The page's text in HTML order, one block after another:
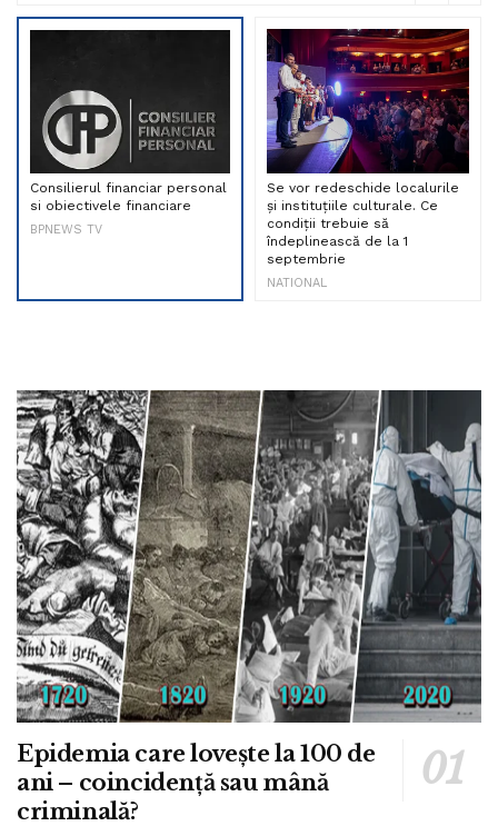
Consilierul financiar personal
si obiectivele financiare
BPNEWS TV
Se vor redeschide localurile
și instituțiile culturale. Ce
condiții trebuie să
îndeplinească de la 1
septembrie
NATIONAL
Epidemia care lovește la 100 de
ani – coincidență sau mână
criminală?